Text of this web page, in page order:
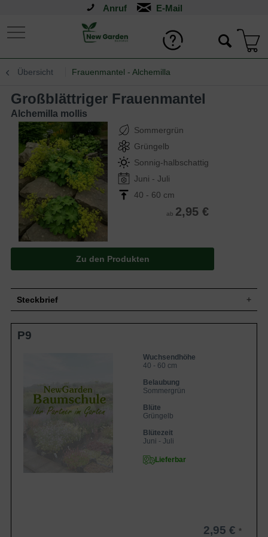
Anruf
Übersicht Frauenmantel - Alchemilla
Großblättriger Frauenmantel
Alchemilla mollis
Sommergrün
Grüngelb
Sonnig-halbschattig
Juni - Juli
40 - 60 cm
ab 2,95 €
Zu den Produkten
Steckbrief
Staude, aufrecht, gut verzweigt,
Blatt
Sommergrün, rundlich, fünf- bis
siebenfach gelappt, weich behaart,
gezähnter Rand, graugrün, bis zu 15 cm
groß
Frucht
Nüsschen
Grüngelb, radförmig, vierzählig, einfach,
verzweigt, in doldenförmigen Rispen,
reichblühend, zierend
Adventivwurzel, gut verzweigt und buschig
P9
Wuchsendhöhe
40 - 60 cm
Belaubung
Sommergrün
Blüte
Grüngelb
Blütezeit
Juni - Juli
Lieferbar
2,95 €